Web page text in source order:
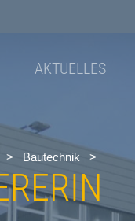
AKTUELLES
> Bautechnik >